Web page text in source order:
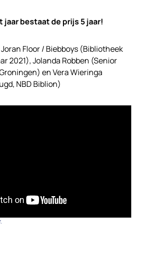
jaar bestaat de prijs 5 jaar!
Floor / Biebboys (Bibliotheek
2021), Jolanda Robben (Senior
en Vera Wieringa
NBD Biblion)